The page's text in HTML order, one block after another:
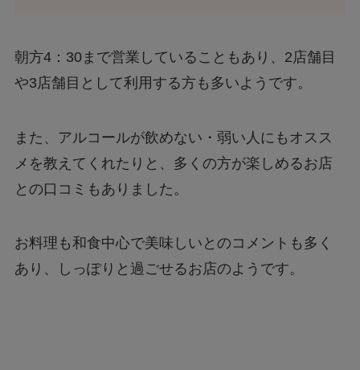
朝方4：30まで営業していることもあり、2店舗目
や3店舗目として利用する方も多いようです。
また、アルコールが飲めない・弱い人にもオスス
メを教えてくれたりと、多くの方が楽しめるお店
との口コミもありました。
お料理も和食中心で美味しいとのコメントも多く
あり、しっぽりと過ごせるお店のようです。